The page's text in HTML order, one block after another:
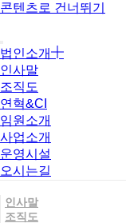
콘텐츠로 건너뛰기
법인소개
인사말
조직도
연혁&CI
임원소개
사업소개
운영시설
오시는길
인사말
조직도